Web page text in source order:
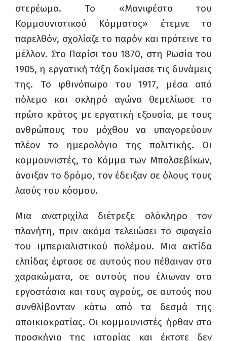
στερέωμα. Το «Μανιφέστο του
Κομμουνιστικού Κόμματος» έτεμνε το
παρελθόν, σχολίαζε το παρόν και πρότεινε το
μέλλον. Στο Παρίσι του 1870, στη Ρωσία του
1905, η εργατική τάξη δοκίμασε τις δυνάμεις
της. Το φθινόπωρο του 1917, μέσα από
πόλεμο και σκληρό αγώνα θεμελίωσε το
πρώτο κράτος με εργατική εξουσία, με τους
ανθρώπους του μόχθου να υπαγορεύουν
πλέον το ημερολόγιο της πολιτικής. Οι
κομμουνιστές, το Κόμμα των Μπολσεβίκων,
άνοιξαν το δρόμο, τον έδειξαν σε όλους τους
λαούς του κόσμου.
Μια ανατριχίλα διέτρεξε ολόκληρο τον
πλανήτη, πριν ακόμα τελειώσει το σφαγείο
του ιμπεριαλιστικού πολέμου. Μια ακτίδα
ελπίδας έφτασε σε αυτούς που πέθαιναν στα
χαρακώματα, σε αυτούς που έλιωναν στα
εργοστάσια και τους αγρούς, σε αυτούς που
συνθλίβονταν κάτω από τα δεσμά της
αποικιοκρατίας. Οι κομμουνιστές ήρθαν στο
προσκήνιο της ιστορίας και έκτοτε δεν